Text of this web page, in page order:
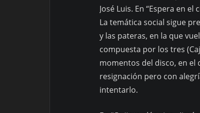
José Luis. En “Espera en
La temática social sigue
y las pateras, en la que
compuesta por los tres
momentos del disco, en el
resignación pero con
intentarlo.